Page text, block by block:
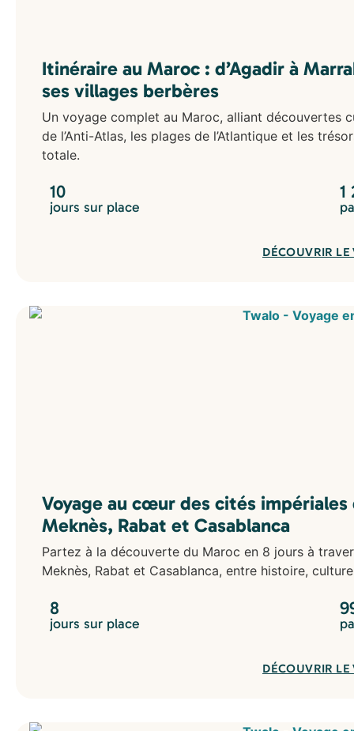
Itinéraire au Maroc : d’Agadir à
ses villages berbères
Un voyage complet au Maroc, alliant découvertes
de l’Anti-Atlas, les plages de l’Atlantique et les
totale.
10
jours sur place
1
DÉCOUVRIR LE
Voyage au cœur des cités impériales
Meknès, Rabat et Casablanca
Partez à la découverte du Maroc en 8 jours à
Meknès, Rabat et Casablanca, entre histoire,
8
jours sur place
DÉCOUVRIR LE